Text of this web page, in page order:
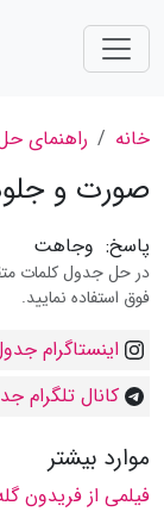
خانه راهنمای
صورت و
پاسخ: وجاهت
در حل جدول کلمات
فوق استفاده نمایید.
اینستاگرام
کانال تلگرام
موارد بیشتر
فیلمى از فریدون